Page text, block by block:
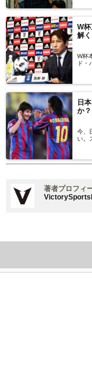
W
解く
W杯
ド・
性
監督
を振
日
か
今、
い。
目
で行
著者プロフィ